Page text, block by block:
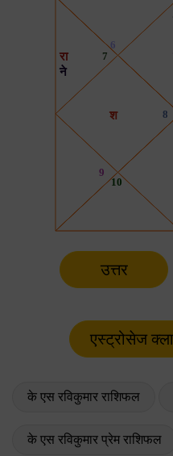
उत्तर
के एस रविकुमार राशिफल
के एस रविकुमार प्रेम राशिफल